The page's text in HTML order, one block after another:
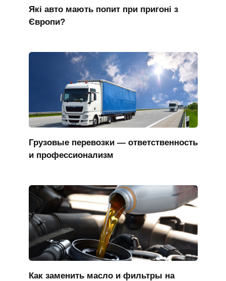
Які авто мають попит при пригоні з
Європи?
Грузовые перевозки — ответственность
и профессионализм
Как заменить масло и фильтры на